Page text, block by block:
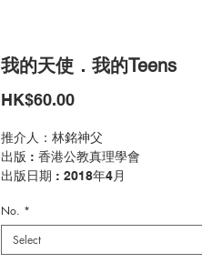
我的天使．我的Teens
HK$60.00Price
推介人： 林銘神父
出版 : 香港公教真理學會
出版日期 : 2018年4月
這本書每一篇都是敍述簡樸、真誠
召愛情故事。因為每人的聖召都是
故事：正如聖母領報，天使加俾額
No. *
Select